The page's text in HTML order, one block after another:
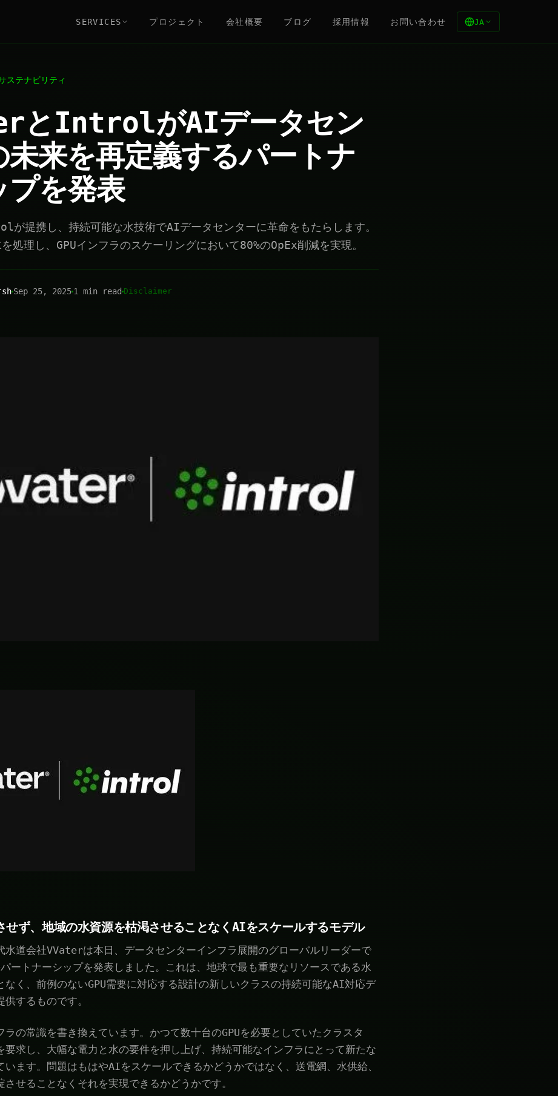
SERVICES プロジェクト 会社概要 ブログ 採用情報 お問い合わせ JA
ステナビリティ
とIntrolがAIデータセン
未来を再定義するパートナ
プを発表
提携し、持続可能な水技術でAIデータセンターに革命をもたらします。
処理し、GPUインフラのスケーリングにおいて80%のOpEx削減を実現。
Sep 25, 20251 min read Disclaimer
せず、地域の水資源を枯渇させることなくAIをスケールするモデル
水道会社VVaterは本日、データセンターインフラ展開のグローバルリーダーで
トナーシップを発表しました。これは、地球で最も重要なリソースである水
なく、前例のないGPU需要に対応する設計の新しいクラスの持続可能なAI対応デ
するものです。
ラの常識を書き換えています。かつて数十台のGPUを必要としていたクラスタ
要求し、大幅な電力と水の要件を押し上げ、持続可能なインフラにとって新たな
います。問題はもはやAIをスケールできるかどうかではなく、送電網、水供給、
させることなくそれを実現できるかどうかです。